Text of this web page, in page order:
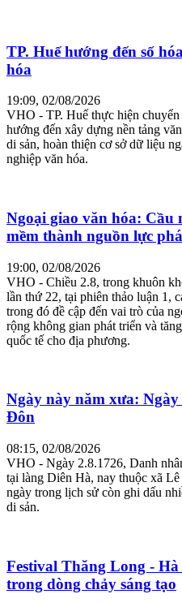
TP. Huế hướng đến số
hóa
19:09, 02/08/2026
VHO - TP. Huế thực hiện
hướng đến xây dựng nền tảng
di sản, hoàn thiện cơ sở dữ liệu
nghiệp văn hóa.
Ngoại giao văn hóa: Cầu
mềm thành nguồn lực
19:00, 02/08/2026
VHO - Chiều 2.8, trong khuôn
lần thứ 22, tại phiên thảo luận 1,
trong đó đề cập đến vai trò của
rộng không gian phát triển và
quốc tế cho địa phương.
Ngày này năm xưa:
Đôn
08:15, 02/08/2026
VHO - Ngày 2.8.1726, Danh
tại làng Diên Hà, nay thuộc xã
ngày trong lịch sử còn ghi dấu
di sản.
Festival Thăng Long -
trong dòng chảy sáng tạo